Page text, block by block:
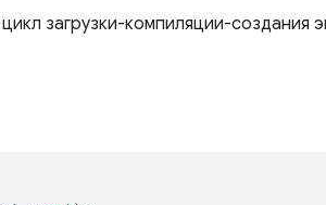
загрузки-компиляции-создания